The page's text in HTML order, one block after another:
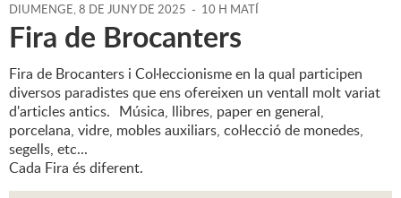
DIUMENGE,8 DE JUNY DE 2025 - 10 H MATÍ
Fira de Brocanters
Fira de Brocanters i Col·leccionisme en la qual participen
diversos paradistes que ens ofereixen un ventall molt variat
d'articles antics. Música, llibres, paper en general,
porcelana, vidre, mobles auxiliars, col·lecció de monedes,
segells, etc...
Cada Fira és diferent.